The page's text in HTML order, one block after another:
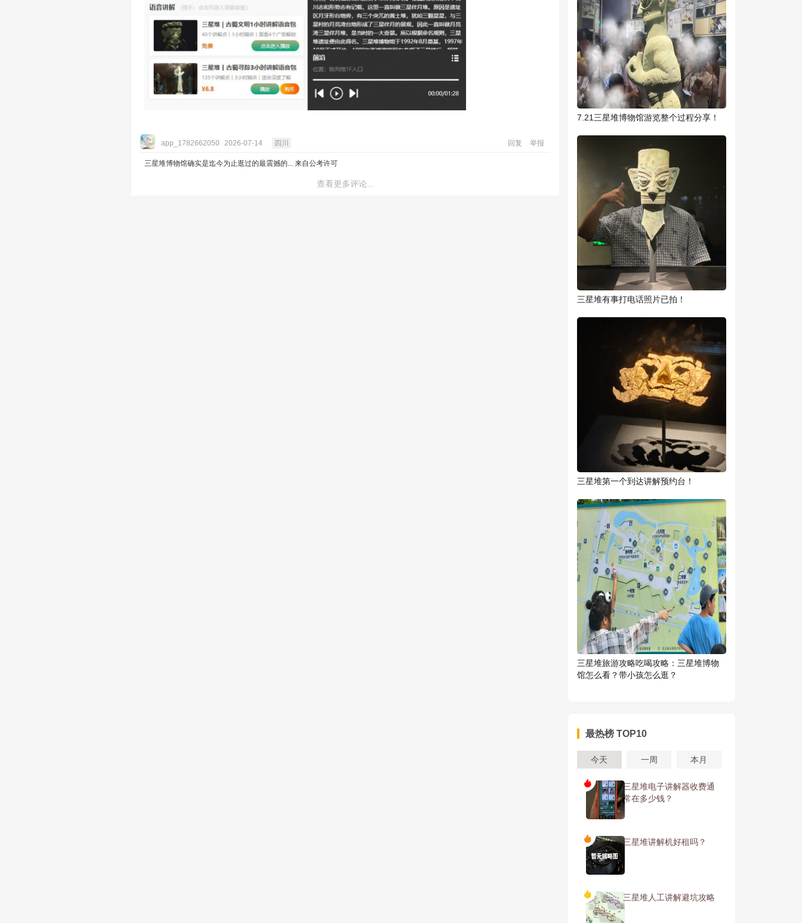
app_1782662050 2026-07-14 四川 回复 举报
三星堆博物馆确实是迄今为止逛过的最震撼的... 来自公考许可
查看更多评论...
7.21三星堆博物馆游览整个过程分享！
三星堆有事打电话照片已拍！
三星堆第一个到达讲解预约台！
三星堆旅游攻略吃喝攻略：三星堆博物
馆怎么看？带小孩怎么逛？
最热榜 TOP10
今天 一周 本月
三星堆电子讲解器收费通
常在多少钱？
三星堆讲解机好租吗？
三星堆人工讲解避坑攻略